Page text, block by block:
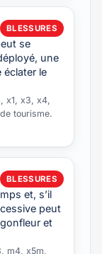
BLESSURES
se
une
éclater le
x1, x3, x4,
tourisme.
BLESSURES
et, s’il
peut
et
m4, x5m,